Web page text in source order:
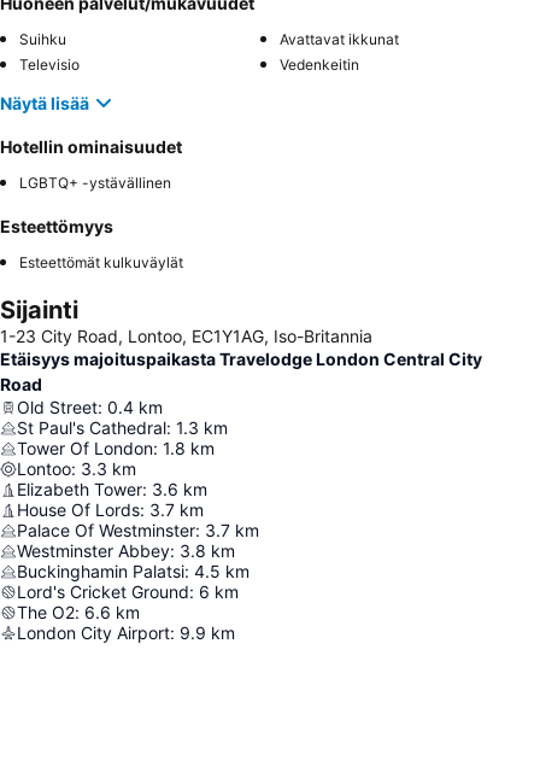
Suihku
Avattavat ikkunat
Televisio
Vedenkeitin
Näytä lisää
Hotellin ominaisuudet
LGBTQ+ -ystävällinen
Esteettömyys
Esteettömät kulkuväylät
Sijainti
1-23 City Road, Lontoo, EC1Y1AG, Iso-Britannia
Etäisyys majoituspaikasta Travelodge London Central City
Road
Old Street: 0.4 km
St Paul's Cathedral: 1.3 km
Tower Of London: 1.8 km
Lontoo: 3.3 km
Elizabeth Tower: 3.6 km
House Of Lords: 3.7 km
Palace Of Westminster: 3.7 km
Westminster Abbey: 3.8 km
Buckinghamin Palatsi: 4.5 km
Lord's Cricket Ground: 6 km
The O2: 6.6 km
London City Airport: 9.9 km